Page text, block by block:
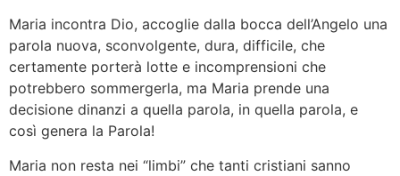
Maria incontra Dio, accoglie dalla bocca dell’Angelo una
parola nuova, sconvolgente, dura, difficile, che
certamente porterà lotte e incomprensioni che
potrebbero sommergerla, ma Maria prende una
decisione dinanzi a quella parola, in quella parola, e
così genera la Parola!
Maria non resta nei “limbi” che tanti cristiani sanno